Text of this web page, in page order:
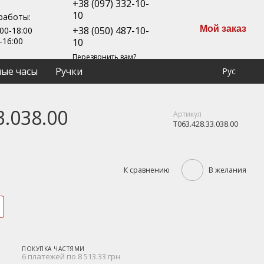
18:00
+38 (097) 332-10-
10
+38 (050) 487-10-
10
Перезвонить вам?
Мой заказ
часы Ручки Рус
Артикул
T063.428.33.038.00
К сравнению В желания
ПОКУПКА ЧАСТЯМИ
6 платежей по 8 513.33 грн